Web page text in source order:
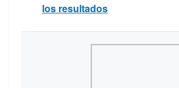
los resultados